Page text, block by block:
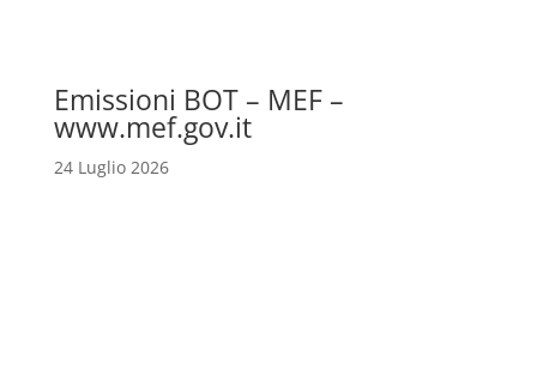
Emissioni BOT – MEF –
www.mef.gov.it
24 Luglio 2026